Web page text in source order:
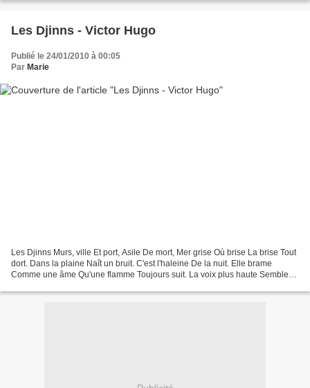
Les Djinns - Victor Hugo
Publié le 24/01/2010 à 00:05
Par Marie
Les Djinns Murs, ville Et port, Asile De mort, Mer grise Où brise La brise Tout
dort. Dans la plaine Naît un bruit. C'est l'haleine De la nuit. Elle brame
Comme une âme Qu'une flamme Toujours suit. La voix plus haute Semble